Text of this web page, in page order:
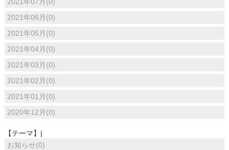
2021年07月(0)
2021年06月(0)
2021年05月(0)
2021年04月(0)
2021年03月(0)
2021年02月(0)
2021年01月(0)
2020年12月(0)
【テーマ】|
お知らせ(0)